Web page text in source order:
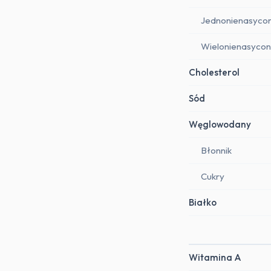
Cholesterol
Sód
Węglowodany
Błonnik
Cukry
Białko
Witamina A